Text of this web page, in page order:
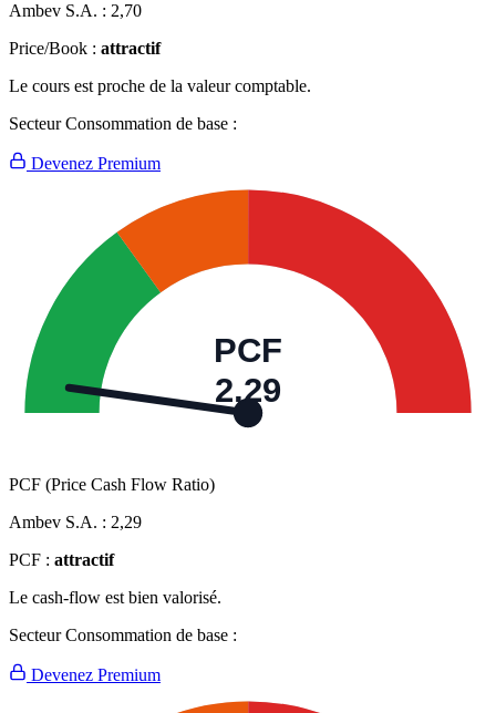
Ambev S.A. : 2,70
Price/Book : attractif
Le cours est proche de la valeur comptable.
Secteur Consommation de base :
Devenez Premium
PCF
2,29
PCF (Price Cash Flow Ratio)
Ambev S.A. : 2,29
PCF : attractif
Le cash-flow est bien valorisé.
Secteur Consommation de base :
Devenez Premium